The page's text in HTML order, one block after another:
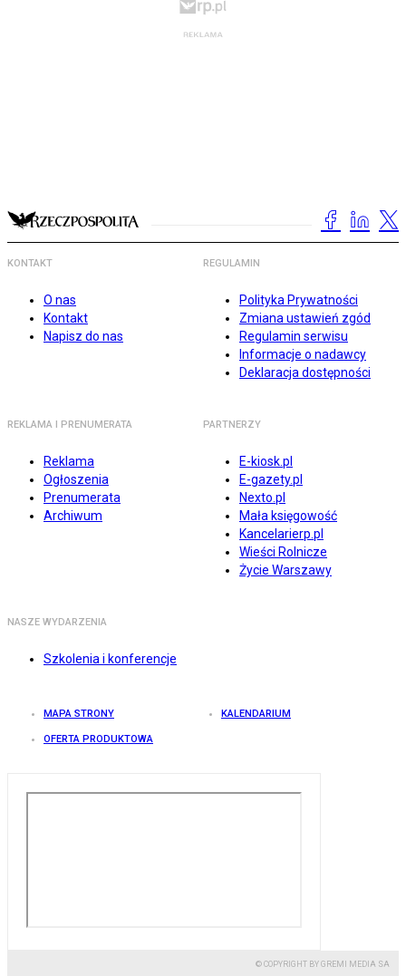
KONTAKT
O nas
Kontakt
Napisz do nas
REGULAMIN
Polityka Prywatności
Zmiana ustawień zgód
Regulamin serwisu
Informacje o nadawcy
Deklaracja dostępności
REKLAMA I PRENUMERATA
Reklama
Ogłoszenia
Prenumerata
Archiwum
PARTNERZY
E-kiosk.pl
E-gazety.pl
Nexto.pl
Mała księgowość
Kancelarierp.pl
Wieści Rolnicze
Życie Warszawy
NASZE WYDARZENIA
Szkolenia i konferencje
MAPA STRONY KALENDARIUM
OFERTA PRODUKTOWA
© COPYRIGHT BY GREMI MEDIA SA